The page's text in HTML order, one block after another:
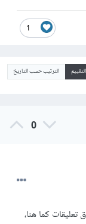
1
الترتيب حسب التاريخ
0
كما هنا،